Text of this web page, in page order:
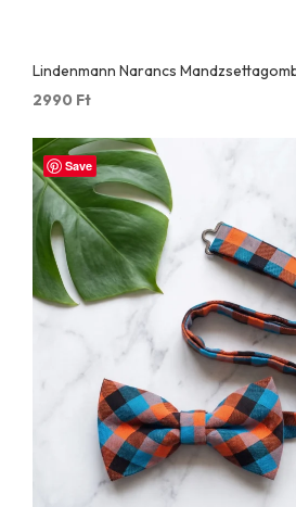
Lindenmann Narancs
2990 Ft
Save